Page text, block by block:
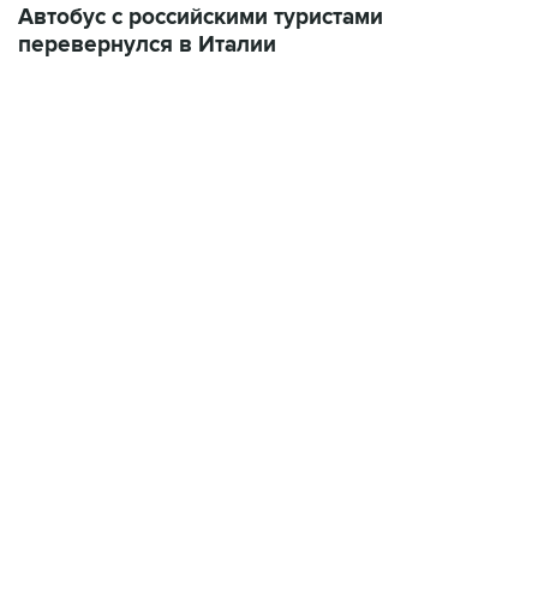
Автобус с российскими туристами
перевернулся в Италии